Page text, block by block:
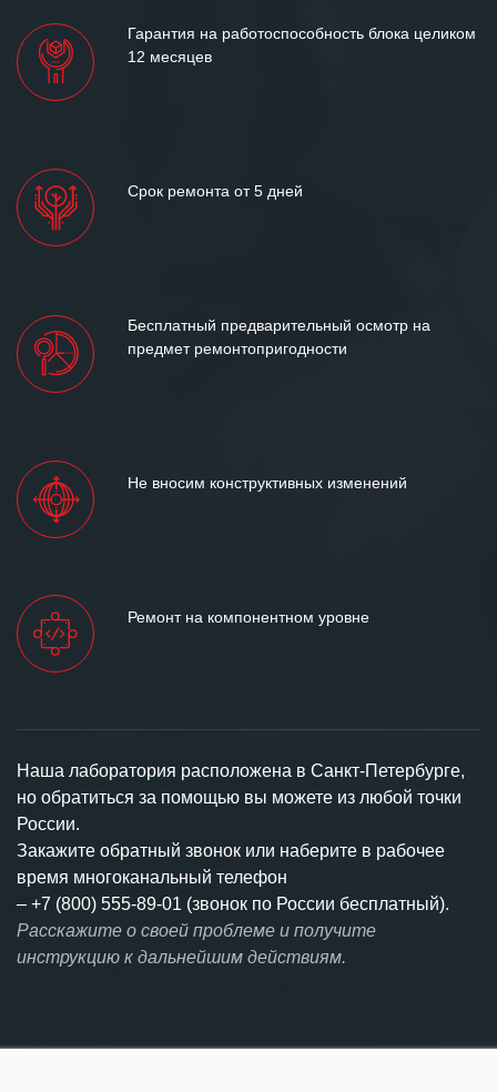
Гарантия на работоспособность блока целиком
12 месяцев
Срок ремонта от 5 дней
Бесплатный предварительный осмотр на
предмет ремонтопригодности
Не вносим конструктивных изменений
Ремонт на компонентном уровне
Наша лаборатория расположена в Санкт-Петербурге,
но обратиться за помощью вы можете из любой точки
России.
Закажите обратный звонок или наберите в рабочее
время многоканальный телефон
– +7 (800) 555-89-01 (звонок по России бесплатный).
Расскажите о своей проблеме и получите
инструкцию к дальнейшим действиям.